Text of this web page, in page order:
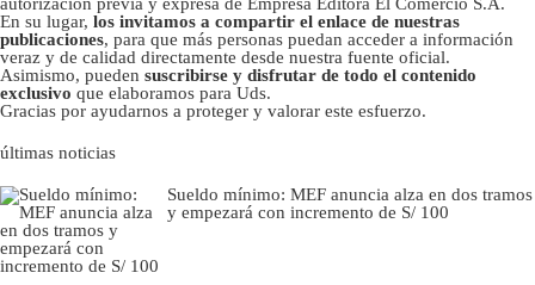
autorizacion previa y expresa de Empresa Editora El Comercio S.A.
En su lugar, los invitamos a compartir el enlace de nuestras
publicaciones, para que más personas puedan acceder a información
veraz y de calidad directamente desde nuestra fuente oficial.
Asimismo, pueden suscribirse y disfrutar de todo el contenido
exclusivo que elaboramos para Uds.
Gracias por ayudarnos a proteger y valorar este esfuerzo.
últimas noticias
Sueldo mínimo: MEF anuncia alza en dos tramos
y empezará con incremento de S/ 100